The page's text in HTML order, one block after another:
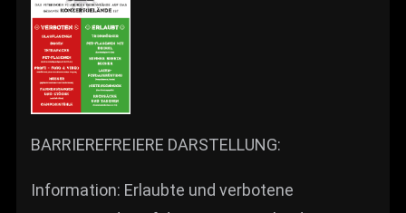
BARRIEREFREIERE DARSTELLUNG:
Information: Erlaubte und verbotene